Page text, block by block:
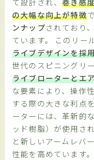
の大幅な向上が特徴
ンナップされており
ています。
このリー
ライブデザインを採
世代のスピニングリ
ライブローターとエ
な要素により、操作
する際の大きな利点
ーターには、革新的
ッド樹脂）が使用さ
と新しいアームレバ
性能を高めています